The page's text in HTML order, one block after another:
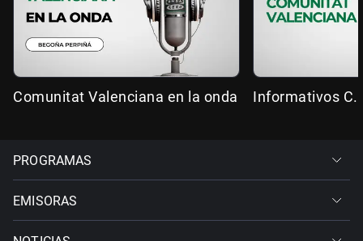
Comunitat Valenciana en la onda Informativos C.
PROGRAMAS
EMISORAS